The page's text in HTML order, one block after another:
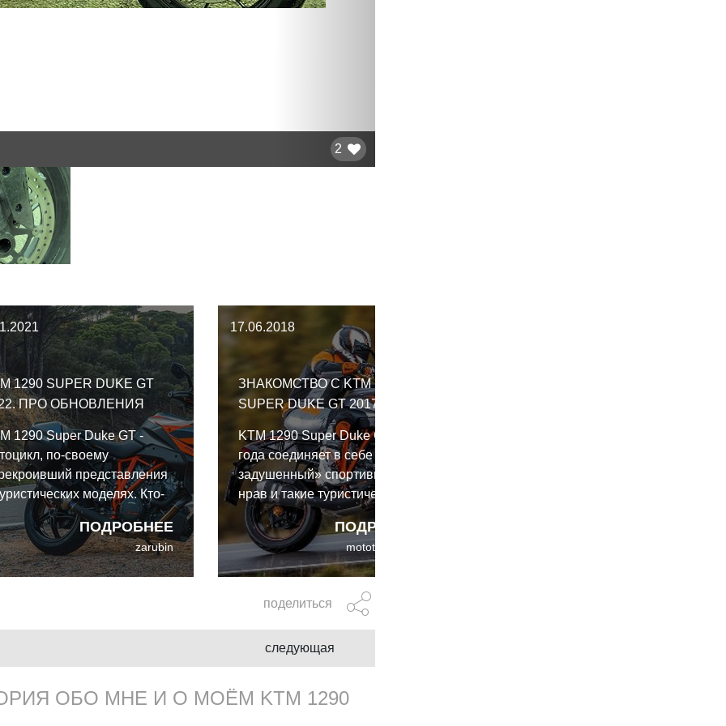
2
1290 SUPER DUKE GT
ПРО ОБНОВЛЕНИЯ
ПОДРОБНЕЕ
1290 Super Duke GT -
по-своему
представления
моделях. Кто-
считает его спорт-туристом,
- комфортным
но важно то, что
модель разработана и для
zarubin
17.06.2018
ЗНАКОМСТВО С KTM 1290
SUPER DUKE GT 2017
ПОДРОБНЕЕ
KTM 1290 Super Duke GT 2017
года соединяет в себе «не
задушенный» спортивный
нрав и такие туристические
качества, как высокий
обтекатель, круиз контроль и
полуактивная электронная
подвеска.
mototeamrussia
поделиться
следующая
ОБО МНЕ И О МОЁМ KTM 1290